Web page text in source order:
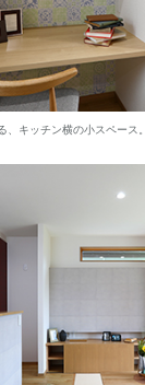
、キッチン横の小スペース。